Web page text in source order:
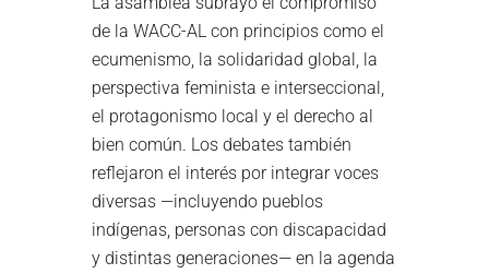
de la WACC-AL con principios como el
ecumenismo, la solidaridad global, la
perspectiva feminista e interseccional,
el protagonismo local y el derecho al
bien común. Los debates también
reflejaron el interés por integrar voces
diversas —incluyendo pueblos
indígenas, personas con discapacidad
y distintas generaciones— en la agenda